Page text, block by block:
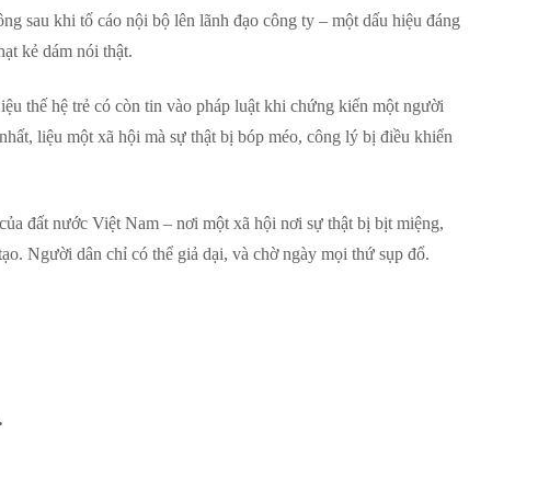
sau khi tố cáo nội bộ lên lãnh đạo công ty – một dấu hiệu đáng
kẻ dám nói thật.
thế hệ trẻ có còn tin vào pháp luật khi chứng kiến một người
liệu một xã hội mà sự thật bị bóp méo, công lý bị điều khiển
đất nước Việt Nam – nơi một xã hội nơi sự thật bị bịt miệng,
Người dân chỉ có thể giả dại, và chờ ngày mọi thứ sụp đổ.